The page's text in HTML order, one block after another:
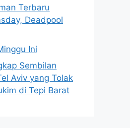
Terbaru
Deadpool
Ini
Sembilan
Aviv yang Tolak
di Tepi Barat